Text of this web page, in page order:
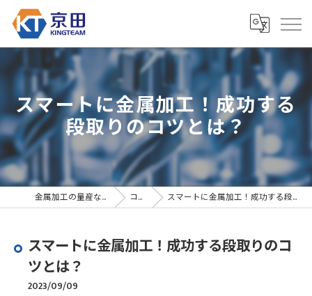
スマートに金属加工！成功する
段取りのコツとは？
金属加工の量産なら京田精密 コラム スマートに金属加工！成功する段取りのコツとは？
スマートに金属加工！成功する段取りのコ
ツとは？
2023/09/09